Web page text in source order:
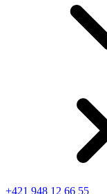
+421 948 12 66 55